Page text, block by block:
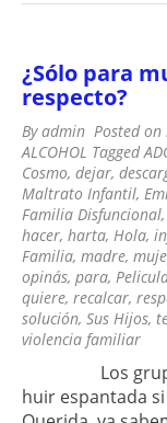
¿Sólo para
respecto?
Byadmin Posted on
ALCOHOL Tagged
Cosmo, dejar,
Maltrato Infantil,
Familia Disfuncional,
hacer, harta, Hola,
Familia, madre,
opinás, para,
quiere, recalcar,
solución, Sus Hijos,
violencia familiar
Los grupos
huir espantada